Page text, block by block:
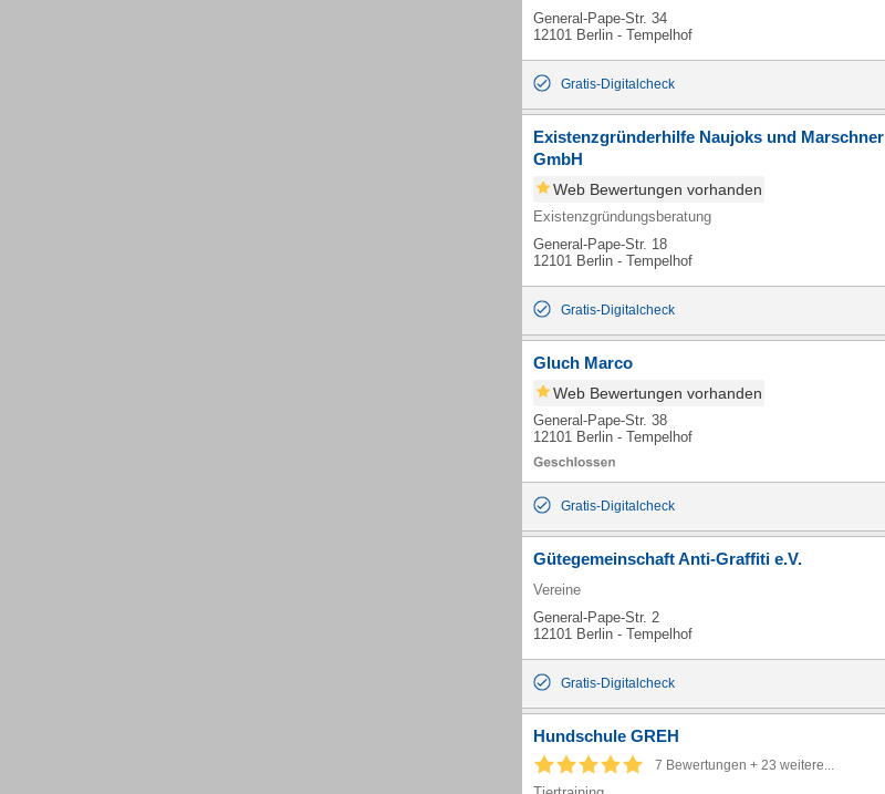
General-Pape-Str. 34
12101 Berlin - Tempelhof
Gratis-Digitalcheck
Existenzgründerhilfe Naujoks und Marschner
GmbH
Web Bewertungen vorhanden
Existenzgründungsberatung
General-Pape-Str. 18
12101 Berlin - Tempelhof
Gratis-Digitalcheck
Gluch Marco
Web Bewertungen vorhanden
General-Pape-Str. 38
12101 Berlin - Tempelhof
Gratis-Digitalcheck
Gütegemeinschaft Anti-Graffiti e.V.
Vereine
General-Pape-Str. 2
12101 Berlin - Tempelhof
Gratis-Digitalcheck
Hundschule GREH
7 Bewertungen + 23 weitere...